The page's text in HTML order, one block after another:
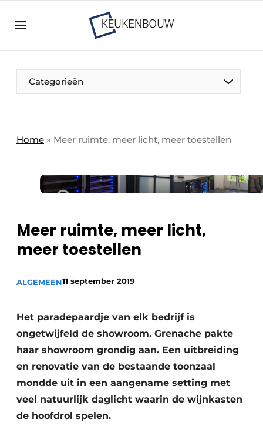
Bedrijven
Bedrijven
Direct contact
Keukenbouw | Platform over design en techniek
in de keuken-, woon-, en badkamerbranche
Nieuwsbrief
Podcasts
Vacature aanmelden
Categorieën
Home » Meer ruimte, meer licht, meer toestellen
Meer ruimte, meer licht,
meer toestellen
ALGEMEEN11 september 2019
Het paradepaardje van elk bedrijf is
ongetwijfeld de showroom. Grenache pakte
haar showroom grondig aan. Een uitbreiding
en renovatie van de bestaande toonzaal
mondde uit in een aangename setting met
veel natuurlijk daglicht waarin de wijnkasten
de hoofdrol spelen.